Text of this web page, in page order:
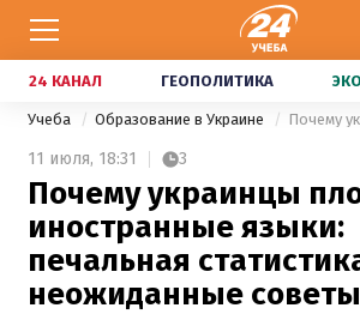
24 КАНАЛ ГЕОПОЛИТИКА
Учеба Образование в Украине
11 июля, 18:31 3
Почему украинцы
иностранные языки:
печальная
неожиданные советы